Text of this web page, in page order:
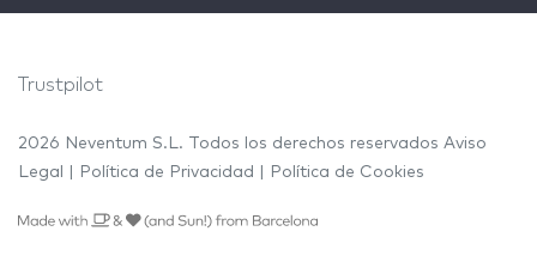
Trustpilot
2026 Neventum S.L. Todos los derechos reservados Aviso
Legal
Política de Privacidad Política de Cookies